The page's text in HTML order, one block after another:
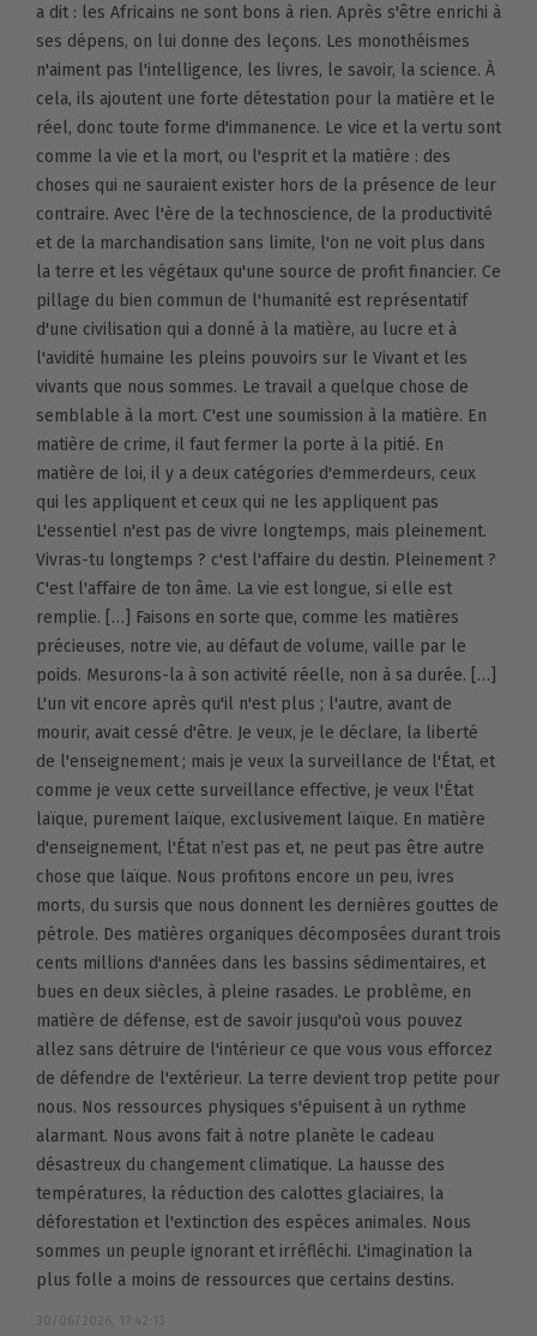
a dit : les Africains ne sont bons à rien. Après s'être enrichi à
ses dépens, on lui donne des leçons. Les monothéismes
n'aiment pas l'intelligence, les livres, le savoir, la science. À
cela, ils ajoutent une forte détestation pour la matière et le
réel, donc toute forme d'immanence. Le vice et la vertu sont
comme la vie et la mort, ou l'esprit et la matière : des
choses qui ne sauraient exister hors de la présence de leur
contraire. Avec l'ère de la technoscience, de la productivité
et de la marchandisation sans limite, l'on ne voit plus dans
la terre et les végétaux qu'une source de profit financier. Ce
pillage du bien commun de l'humanité est représentatif
d'une civilisation qui a donné à la matière, au lucre et à
l'avidité humaine les pleins pouvoirs sur le Vivant et les
vivants que nous sommes. Le travail a quelque chose de
semblable à la mort. C'est une soumission à la matière. En
matière de crime, il faut fermer la porte à la pitié. En
matière de loi, il y a deux catégories d'emmerdeurs, ceux
qui les appliquent et ceux qui ne les appliquent pas
L'essentiel n'est pas de vivre longtemps, mais pleinement.
Vivras-tu longtemps ? c'est l'affaire du destin. Pleinement ?
C'est l'affaire de ton âme. La vie est longue, si elle est
remplie. […] Faisons en sorte que, comme les matières
précieuses, notre vie, au défaut de volume, vaille par le
poids. Mesurons-la à son activité réelle, non à sa durée. […]
L'un vit encore après qu'il n'est plus ; l'autre, avant de
mourir, avait cessé d'être. Je veux, je le déclare, la liberté
de l'enseignement ; mais je veux la surveillance de l'État, et
comme je veux cette surveillance effective, je veux l'État
laïque, purement laïque, exclusivement laïque. En matière
d'enseignement, l'État n’est pas et, ne peut pas être autre
chose que laïque. Nous profitons encore un peu, ivres
morts, du sursis que nous donnent les dernières gouttes de
pétrole. Des matières organiques décomposées durant trois
cents millions d'années dans les bassins sédimentaires, et
bues en deux siècles, à pleine rasades. Le problème, en
matière de défense, est de savoir jusqu'où vous pouvez
allez sans détruire de l'intérieur ce que vous vous efforcez
de défendre de l'extérieur. La terre devient trop petite pour
nous. Nos ressources physiques s'épuisent à un rythme
alarmant. Nous avons fait à notre planète le cadeau
désastreux du changement climatique. La hausse des
températures, la réduction des calottes glaciaires, la
déforestation et l'extinction des espèces animales. Nous
sommes un peuple ignorant et irréfléchi. L'imagination la
plus folle a moins de ressources que certains destins.
30/06/2026, 17:42:13